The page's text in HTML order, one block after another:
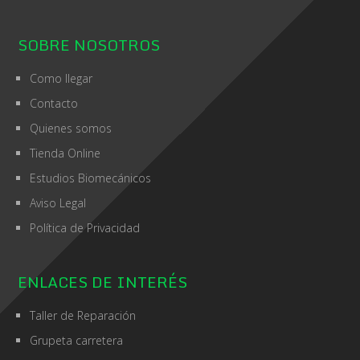
SOBRE NOSOTROS
Como llegar
Contacto
Quienes somos
Tienda Online
Estudios Biomecánicos
Aviso Legal
Política de Privacidad
ENLACES DE INTERÉS
Taller de Reparación
Grupeta carretera